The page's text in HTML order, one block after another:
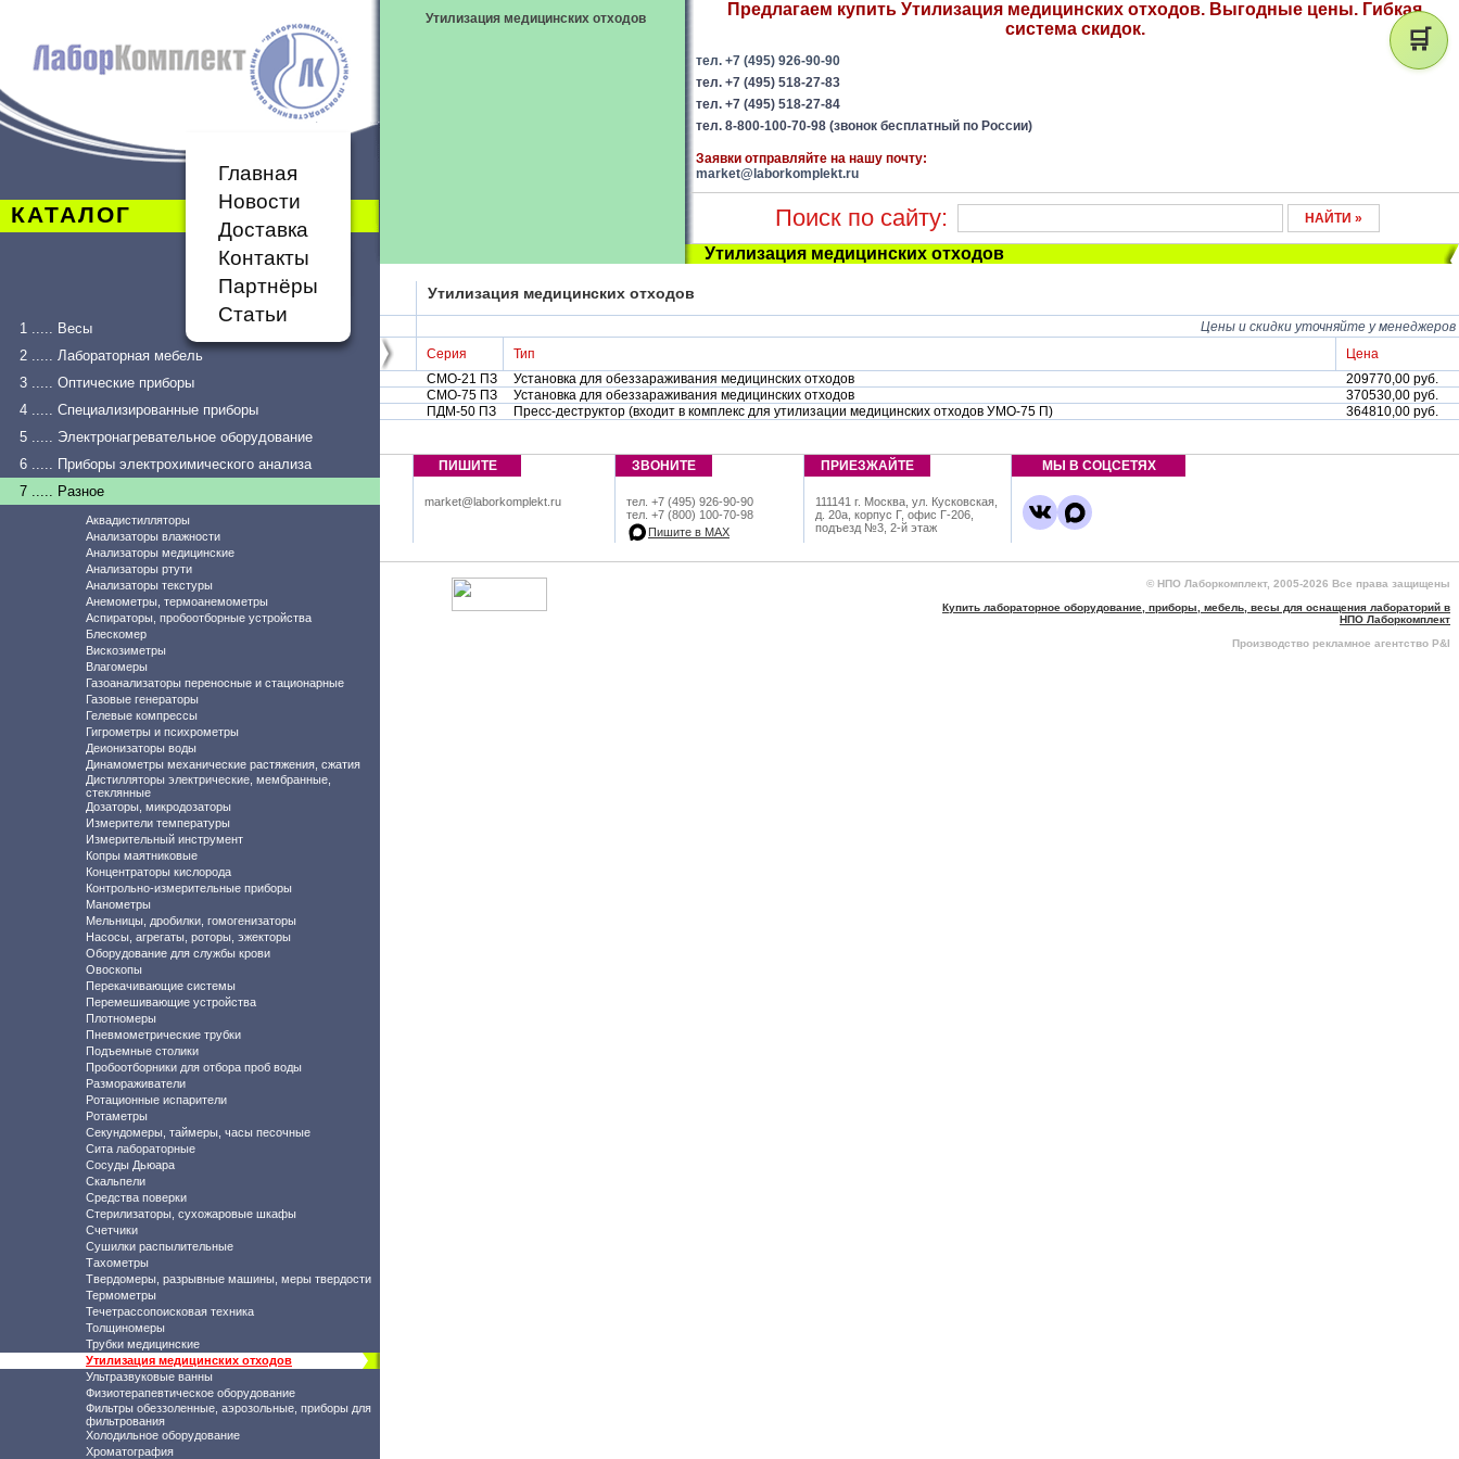
КАТАЛОГ
Главная
Новости
Доставка
Контакты
Партнёры
Статьи
1 ..... Весы
2 ..... Лабораторная мебель
3 ..... Оптические приборы
4 ..... Специализированные приборы
5 ..... Электронагревательное оборудование
6 ..... Приборы электрохимического анализа
7 ..... Разное
Аквадистилляторы
Анализаторы влажности
Анализаторы медицинские
Анализаторы ртути
Анализаторы текстуры
Анемометры, термоанемометры
Аспираторы, пробоотборные устройства
Блескомер
Вискозиметры
Влагомеры
Газоанализаторы переносные и стационарные
Газовые генераторы
Гелевые компрессы
Гигрометры и психрометры
Деионизаторы воды
Динамометры механические растяжения, сжатия
Дистилляторы электрические, мембранные,
стеклянные
Дозаторы, микродозаторы
Измерители температуры
Измерительный инструмент
Копры маятниковые
Концентраторы кислорода
Контрольно-измерительные приборы
Манометры
Мельницы, дробилки, гомогенизаторы
Насосы, агрегаты, роторы, эжекторы
Оборудование для службы крови
Овоскопы
Перекачивающие системы
Перемешивающие устройства
Плотномеры
Пневмометрические трубки
Подъемные столики
Пробоотборники для отбора проб воды
Размораживатели
Ротационные испарители
Ротаметры
Секундомеры, таймеры, часы песочные
Сита лабораторные
Сосуды Дьюара
Скальпели
Средства поверки
Стерилизаторы, сухожаровые шкафы
Счетчики
Сушилки распылительные
Тахометры
Твердомеры, разрывные машины, меры твердости
Термометры
Течетрассопоисковая техника
Толщиномеры
Трубки медицинские
Утилизация медицинских отходов
Ультразвуковые ванны
Физиотерапевтическое оборудование
Фильтры обеззоленные, аэрозольные, приборы для
фильтрования
Холодильное оборудование
Хроматография
Утилизация медицинских отходов
Предлагаем купить Утилизация медицинских отходов. Выгодные цены. Гибкая
система скидок.
тел. +7 (495) 926-90-90
тел. +7 (495) 518-27-83
тел. +7 (495) 518-27-84
тел. 8-800-100-70-98 (звонок бесплатный по России)
Заявки отправляйте на нашу почту:
market@laborkomplekt.ru
Поиск по сайту:
Утилизация медицинских отходов
Утилизация медицинских отходов
Цены и скидки уточняйте у менеджеров
Серия
Тип
Цена
СМО-21 ПЗ
Установка для обеззараживания медицинских отходов
209770,00 руб.
СМО-75 ПЗ
Установка для обеззараживания медицинских отходов
370530,00 руб.
ПДМ-50 ПЗ
Пресс-деструктор (входит в комплекс для утилизации медицинских отходов УМО-75 П) 364810,00 руб.
ПИШИТЕ
market@laborkomplekt.ru
ЗВОНИТЕ
тел. +7 (495) 926-90-90
тел. +7 (800) 100-70-98
Пишите в МАХ
ПРИЕЗЖАЙТЕ
111141 г. Москва, ул. Кусковская,
д. 20а, корпус Г, офис Г-206,
подъезд №3, 2-й этаж
МЫ В СОЦСЕТЯХ
© НПО Лаборкомплект, 2005-2026 Все права защищены
Купить лабораторное оборудование, приборы, мебель, весы для оснащения лабораторий в
НПО Лаборкомплект
Производство рекламное агентство P&I
🛒